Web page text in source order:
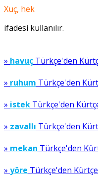
Xuç, hek
ifadesi kullanılır.
» havuç Türkçe'den
» ruhum Türkçe'den
» istek Türkçe'den
» zavallı Türkçe'den
» mekan Türkçe'den
» yöre Türkçe'den